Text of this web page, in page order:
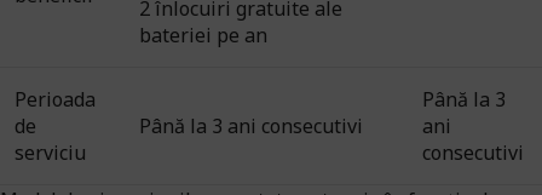
2 înlocuiri gratuite ale
bateriei pe an
Perioada
de
serviciu
Până la 3 ani consecutivi
Până la 3
ani
consecutivi